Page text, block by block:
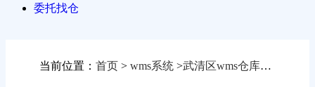
委托找仓
当前位置： 首页 > wms系统 >武清区wms仓库管理软件公司哪家好